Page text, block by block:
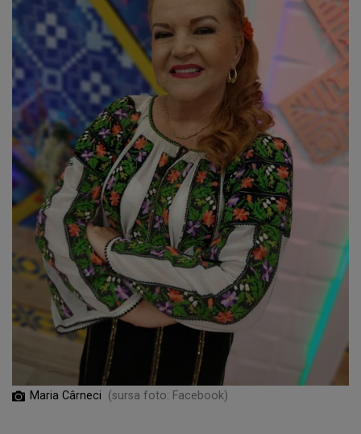
Maria Cârneci (sursa foto: Facebook)